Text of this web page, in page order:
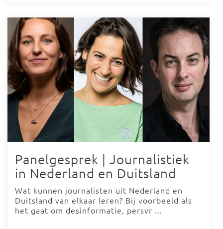
Panelgesprek | Journalistiek
in Nederland en Duitsland
Wat kunnen journalisten uit Nederland en
Duitsland van elkaar leren? Bij voorbeeld als
het gaat om desinformatie, persvr ...